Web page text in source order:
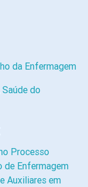
da Enfermagem
Saúde do
Processo
de Enfermagem
Auxiliares em